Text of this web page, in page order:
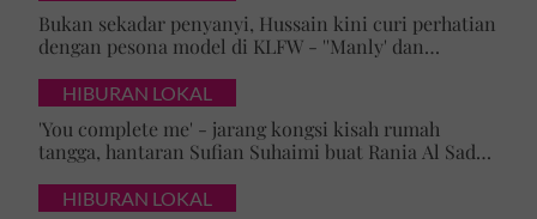
Bukan sekadar penyanyi, Hussain kini curi perhatian
dengan pesona model di KLFW - ''Manly' dan
HIBURAN LOKAL
'You complete me' - jarang kongsi kisah rumah
tangga, hantaran Sufian Suhaimi buat Rania Al Sadat
HIBURAN LOKAL